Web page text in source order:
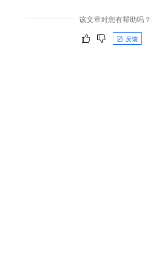
该文章对您有帮助吗？
反馈